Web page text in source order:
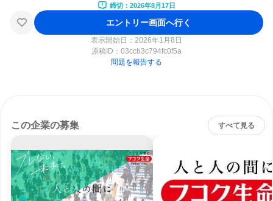
締切：2026年8月17日
エントリー画面へ行く
表示開始日：2026年1月8日
原稿ID： 03ccb3c794fc0f5a
問題を報告する
この企業の募集 すべて見る